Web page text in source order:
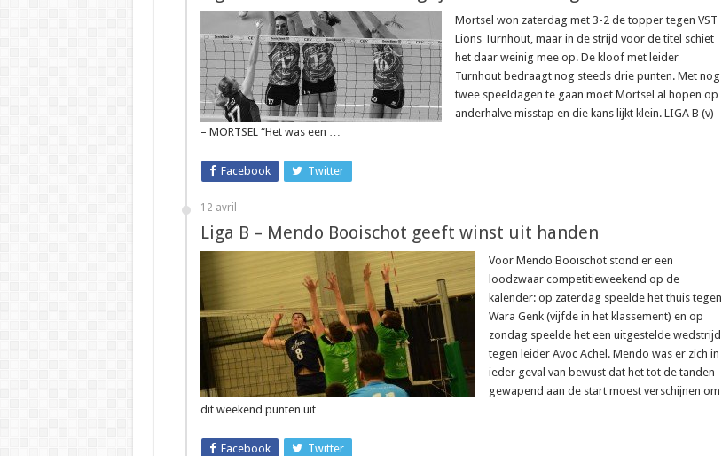
Mortsel won zaterdag met 3-2 de topper tegen VST
Lions Turnhout, maar in de strijd voor de titel schiet
het daar weinig mee op. De kloof met leider
Turnhout bedraagt nog steeds drie punten. Met nog
twee speeldagen te gaan moet Mortsel al hopen op
anderhalve misstap en die kans lijkt klein. LIGA B (v)
– MORTSEL “Het was een …
Facebook Twitter
12 avril
Liga B – Mendo Booischot geeft winst uit handen
Voor Mendo Booischot stond er een
loodzwaar competitieweekend op de
kalender: op zaterdag speelde het thuis tegen
Wara Genk (vijfde in het klassement) en op
zondag speelde het een uitgestelde wedstrijd
tegen leider Avoc Achel. Mendo was er zich in
ieder geval van bewust dat het tot de tanden
gewapend aan de start moest verschijnen om
dit weekend punten uit …
Facebook Twitter